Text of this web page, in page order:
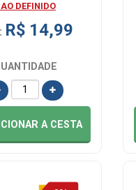
DEFINIDO
R$ 14,99
A CESTA